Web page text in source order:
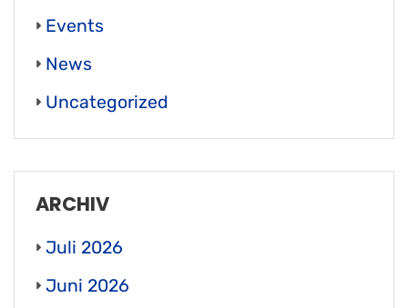
Events
News
Uncategorized
ARCHIV
Juli 2026
Juni 2026